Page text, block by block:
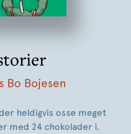
Bo Bojesen
heldigvis osse meget
med 24 chokolader i.